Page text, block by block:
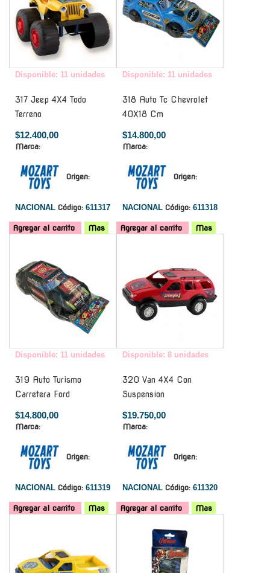
Disponible: 11 unidades
317 Jeep 4X4 Todo
Terreno
$12.400,00
Marca:
Origen:
NACIONAL Código: 611317
Agregar al carrito Mas
Disponible: 11 unidades
318 Auto Tc Chevrolet
40X18 Cm
$14.800,00
Marca:
Origen:
NACIONAL Código: 611318
Agregar al carrito
Mas
Disponible: 11 unidades
319 Auto Turismo
Carretera Ford
$14.800,00
Marca:
Origen:
NACIONAL Código: 611319
Agregar al carrito Mas
Disponible: 8 unidades
320 Van 4X4 Con
Suspension
$19.750,00
Marca:
Origen:
NACIONAL Código: 611320
Agregar al carrito
Mas